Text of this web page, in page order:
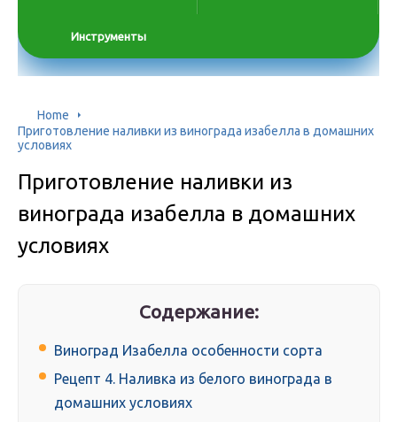
Инструменты
Home
Приготовление наливки из винограда изабелла в домашних
условиях
Приготовление наливки из
винограда изабелла в домашних
условиях
Содержание:
Виноград Изабелла особенности сорта
Рецепт 4. Наливка из белого винограда в
домашних условиях